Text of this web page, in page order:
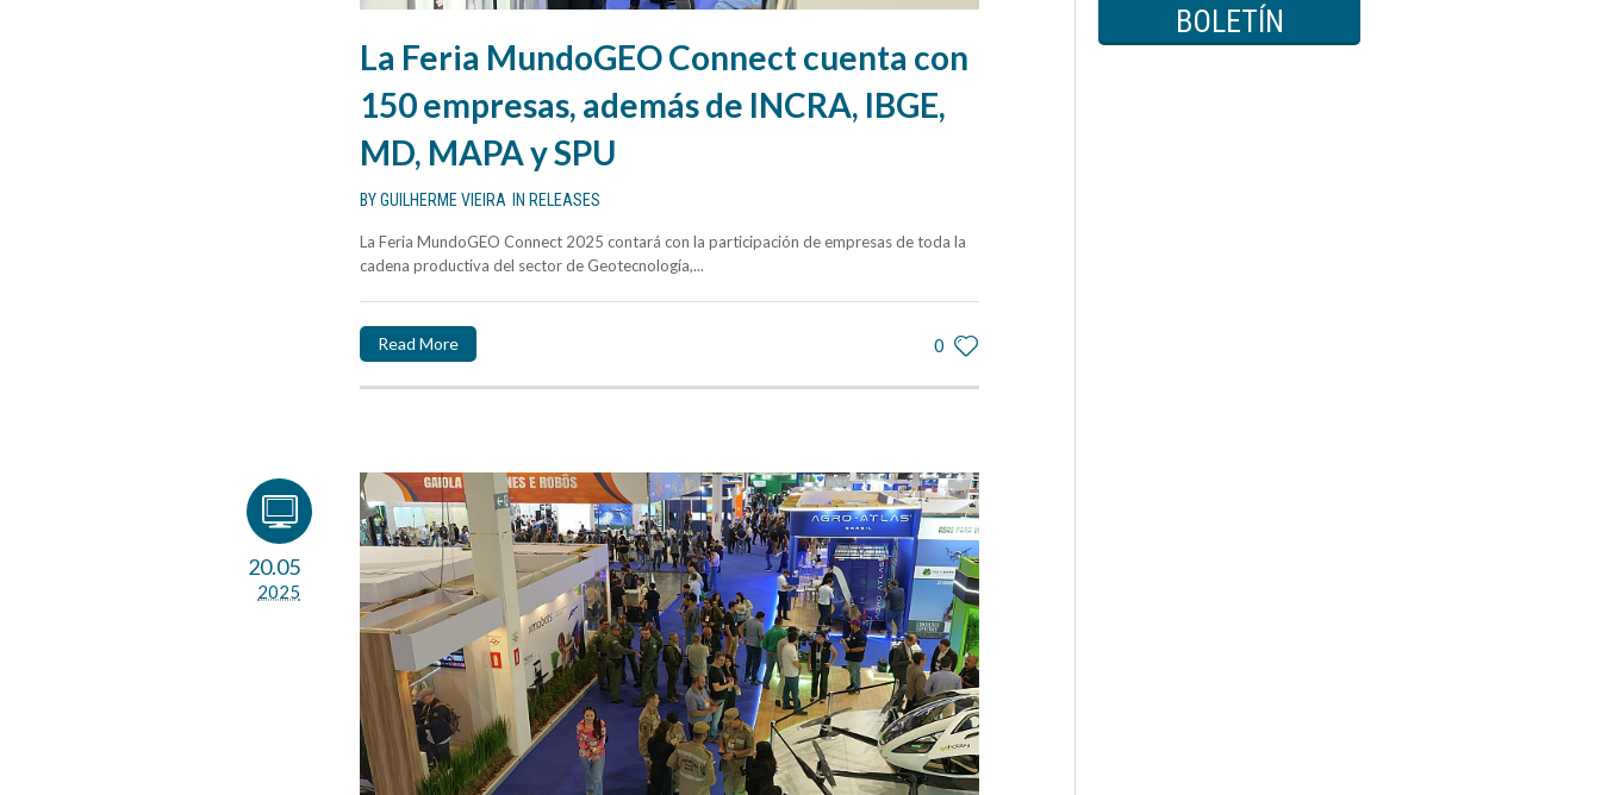
La Feria MundoGEO Connect cuenta con
150 empresas, además de INCRA, IBGE,
MD, MAPA y SPU
BYGUILHERME VIEIRA IN RELEASES
La Feria MundoGEO Connect 2025 contará con la participación de empresas de toda la
cadena productiva del sector de Geotecnología,...
0
Read More
20.05
2025
BOLETÍN